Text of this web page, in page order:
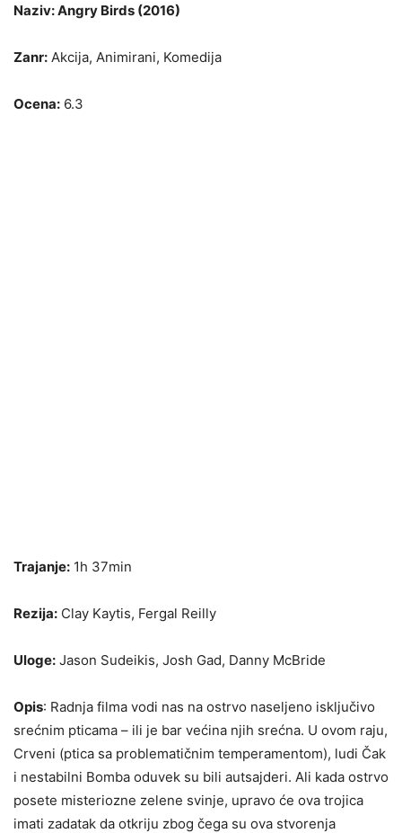
Naziv: Angry Birds (2016)
Zanr: Akcija, Animirani, Komedija
Ocena: 6.3
Trajanje: 1h 37min
Rezija: Clay Kaytis, Fergal Reilly
Uloge: Jason Sudeikis, Josh Gad, Danny McBride
Opis: Radnja filma vodi nas na ostrvo naseljeno isključivo
srećnim pticama – ili je bar većina njih srećna. U ovom raju,
Crveni (ptica sa problematičnim temperamentom), ludi Čak
i nestabilni Bomba oduvek su bili autsajderi. Ali kada ostrvo
posete misteriozne zelene svinje, upravo će ova trojica
imati zadatak da otkriju zbog čega su ova stvorenja